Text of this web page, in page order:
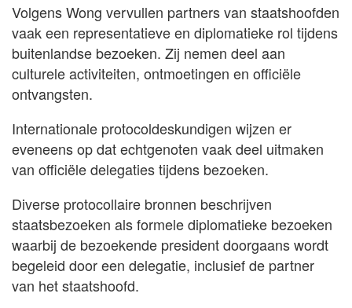
Volgens Wong vervullen partners van staatshoofden
vaak een representatieve en diplomatieke rol tijdens
buitenlandse bezoeken. Zij nemen deel aan
culturele activiteiten, ontmoetingen en officiële
ontvangsten.
Internationale protocoldeskundigen wijzen er
eveneens op dat echtgenoten vaak deel uitmaken
van officiële delegaties tijdens bezoeken.
Diverse protocollaire bronnen beschrijven
staatsbezoeken als formele diplomatieke bezoeken
waarbij de bezoekende president doorgaans wordt
begeleid door een delegatie, inclusief de partner
van het staatshoofd.